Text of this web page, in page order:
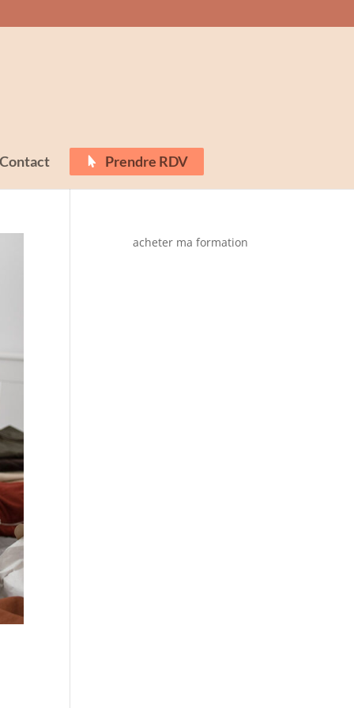
Prendre RDV
acheter ma formation